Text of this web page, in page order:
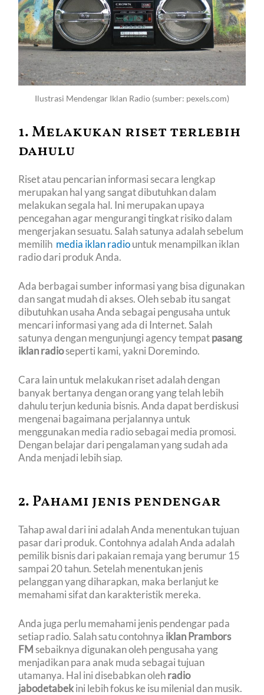
Ilustrasi Mendengar Iklan Radio (sumber: pexels.com)
1. Melakukan riset terlebih
dahulu
Riset atau pencarian informasi secara lengkap
merupakan hal yang sangat dibutuhkan dalam
melakukan segala hal. Ini merupakan upaya
pencegahan agar mengurangi tingkat risiko dalam
mengerjakan sesuatu. Salah satunya adalah sebelum
memilih media iklan radiountuk menampilkan iklan
radio dari produk Anda.
Ada berbagai sumber informasi yang bisa digunakan
dan sangat mudah di akses. Oleh sebab itu sangat
dibutuhkan usaha Anda sebagai pengusaha untuk
mencari informasi yang ada di Internet. Salah
satunya dengan mengunjungi agency tempatpasang
iklan radioseperti kami, yakni Doremindo.
Cara lain untuk melakukan riset adalah dengan
banyak bertanya dengan orang yang telah lebih
dahulu terjun kedunia bisnis. Anda dapat berdiskusi
mengenai bagaimana perjalannya untuk
menggunakan media radio sebagai media promosi.
Dengan belajar dari pengalaman yang sudah ada
Anda menjadi lebih siap.
2. Pahami jenis pendengar
Tahap awal dari ini adalah Anda menentukan tujuan
pasar dari produk. Contohnya adalah Anda adalah
pemilik bisnis dari pakaian remaja yang berumur 15
sampai 20 tahun. Setelah menentukan jenis
pelanggan yang diharapkan, maka berlanjut ke
memahami sifat dan karakteristik mereka.
Anda juga perlu memahami jenis pendengar pada
setiap radio. Salah satu contohnya iklan Prambors
FMsebaiknya digunakan oleh pengusaha yang
menjadikan para anak muda sebagai tujuan
utamanya. Hal ini disebabkan olehradio
jabodetabekini lebih fokus ke isu milenial dan musik.